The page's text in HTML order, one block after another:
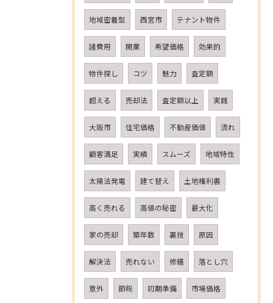
地域密着型 西宮市 テナント物件
諸費用 開業 希望価格 効果的
物件探し コツ 魅力 査定額
超える 売却法 査定額以上 実践
大阪市 住宅価格 不動産価値 流れ
顧客満足 実績 スムーズ 地域特性
太陽法発電 建て替え 土地権利書
高く売れる 高値の秘密 最大化
家の売却 築年数 裏技 原因
解決法 売れない 修繕 落とし穴
意外 節税 初期準備 市場価格